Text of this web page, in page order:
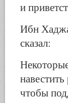
и
Ибн
сказал:
чтобы